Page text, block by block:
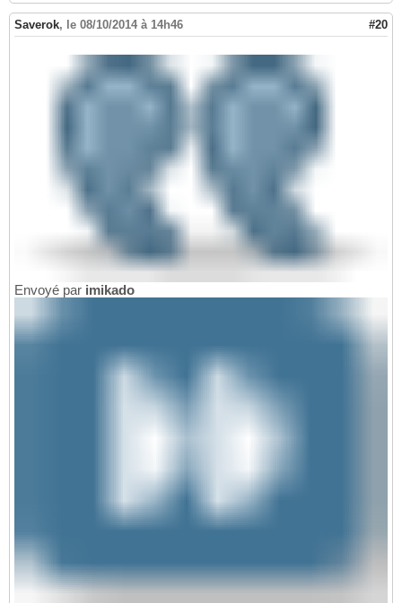
Saverok, le 08/10/2014 à 14h46 #20
Envoyé par imikado